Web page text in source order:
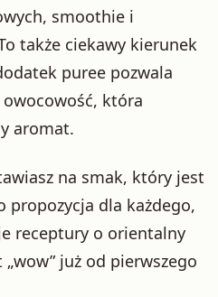
smoothie i
także ciekawy kierunek
puree pozwala
owocowość, która
aromat.
na smak, który jest
propozycja dla każdego,
receptury o orientalny
już od pierwszego